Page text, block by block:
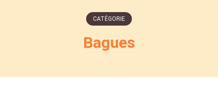
CATÉGORIE
Bagues